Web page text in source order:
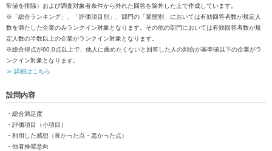
常値を排除）および調査対象者条件から外れた回答を除外した上で作成しています。
※「総合ランキング」、「評価項目別」、部門の「業態別」においては有効回答者数が規定人
数を満たした企業のみランクイン対象となります。その他の部門においては有効回答者数が規
定人数の半数以上の企業がランクイン対象となります。
※総合得点が60.0点以上で、他人に薦めたくないと回答した人の割合が基準値以下の企業がラ
ンクイン対象となります。
≫ 詳細はこちら
設問内容
・総合満足度
・評価項目（小項目）
・利用した感想（良かった点・悪かった点）
・他者推奨意向